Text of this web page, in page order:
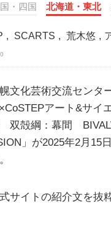
・四国 北海道・東北
, SCARTS , 荒木悠 ,
文化芸術交流センタ
アート&サイ
殻綱：幕間
」が2025年2月15
サイトの紹介文を抜